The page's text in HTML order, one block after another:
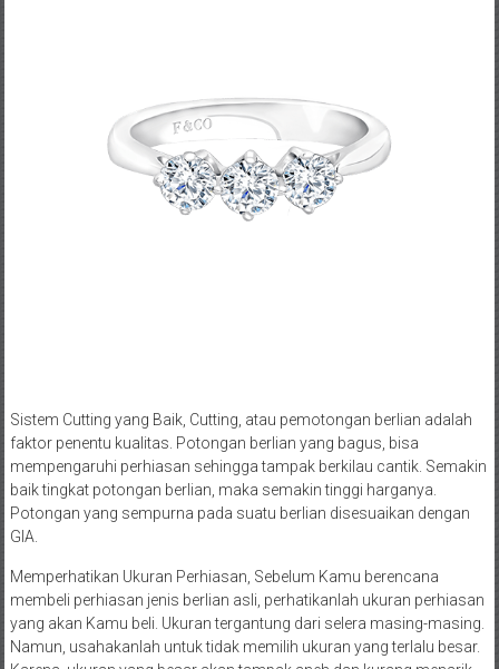
Sistem Cutting yang Baik, Cutting, atau pemotongan berlian adalah
faktor penentu kualitas. Potongan berlian yang bagus, bisa
mempengaruhi perhiasan sehingga tampak berkilau cantik. Semakin
baik tingkat potongan berlian, maka semakin tinggi harganya.
Potongan yang sempurna pada suatu berlian disesuaikan dengan
GIA.
Memperhatikan Ukuran Perhiasan, Sebelum Kamu berencana
membeli perhiasan jenis berlian asli, perhatikanlah ukuran perhiasan
yang akan Kamu beli. Ukuran tergantung dari selera masing-masing.
Namun, usahakanlah untuk tidak memilih ukuran yang terlalu besar.